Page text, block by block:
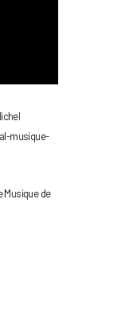
musique-
Musique de